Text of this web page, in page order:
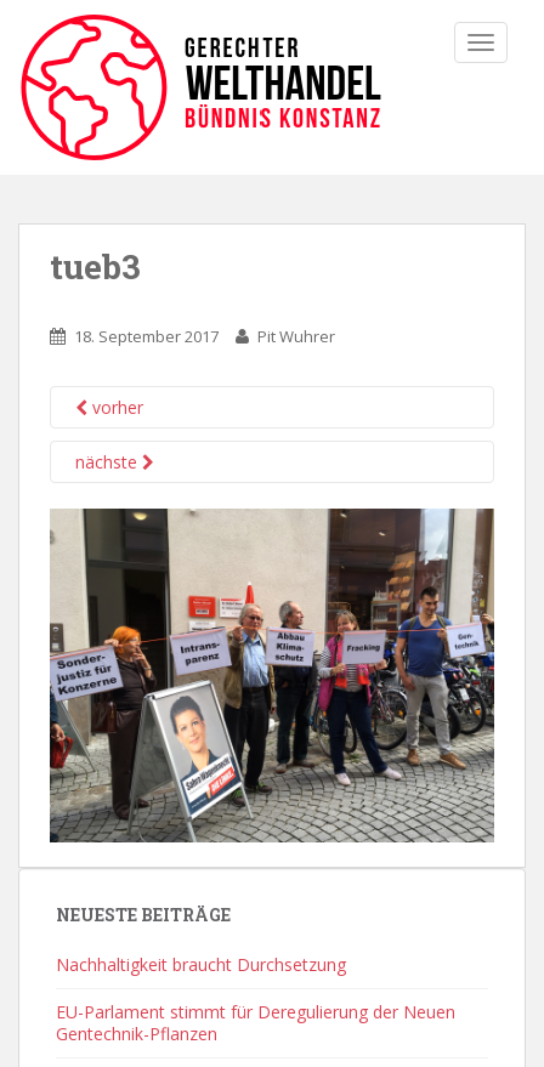
tueb3
18. September 2017 Pit Wuhrer
vorher
nächste
NEUESTE BEITRÄGE
Nachhaltigkeit braucht Durchsetzung
EU-Parlament stimmt für Deregulierung der Neuen
Gentechnik-Pflanzen